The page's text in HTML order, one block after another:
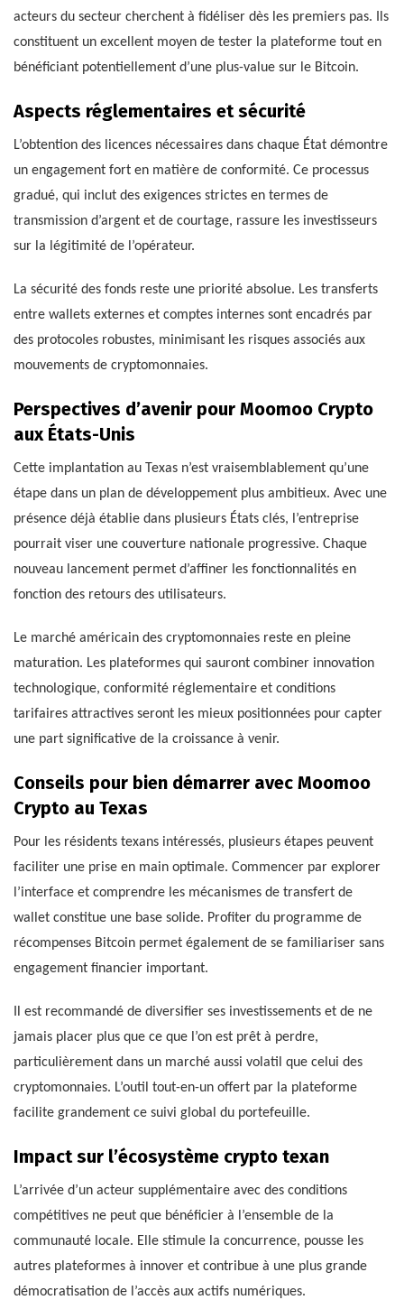
acteurs du secteur cherchent à fidéliser dès les premiers pas. Ils
constituent un excellent moyen de tester la plateforme tout en
bénéficiant potentiellement d’une plus-value sur le Bitcoin.
Aspects réglementaires et sécurité
L’obtention des licences nécessaires dans chaque État démontre
un engagement fort en matière de conformité. Ce processus
gradué, qui inclut des exigences strictes en termes de
transmission d’argent et de courtage, rassure les investisseurs
sur la légitimité de l’opérateur.
La sécurité des fonds reste une priorité absolue. Les transferts
entre wallets externes et comptes internes sont encadrés par
des protocoles robustes, minimisant les risques associés aux
mouvements de cryptomonnaies.
Perspectives d’avenir pour Moomoo Crypto
aux États-Unis
Cette implantation au Texas n’est vraisemblablement qu’une
étape dans un plan de développement plus ambitieux. Avec une
présence déjà établie dans plusieurs États clés, l’entreprise
pourrait viser une couverture nationale progressive. Chaque
nouveau lancement permet d’affiner les fonctionnalités en
fonction des retours des utilisateurs.
Le marché américain des cryptomonnaies reste en pleine
maturation. Les plateformes qui sauront combiner innovation
technologique, conformité réglementaire et conditions
tarifaires attractives seront les mieux positionnées pour capter
une part significative de la croissance à venir.
Conseils pour bien démarrer avec Moomoo
Crypto au Texas
Pour les résidents texans intéressés, plusieurs étapes peuvent
faciliter une prise en main optimale. Commencer par explorer
l’interface et comprendre les mécanismes de transfert de
wallet constitue une base solide. Profiter du programme de
récompenses Bitcoin permet également de se familiariser sans
engagement financier important.
Il est recommandé de diversifier ses investissements et de ne
jamais placer plus que ce que l’on est prêt à perdre,
particulièrement dans un marché aussi volatil que celui des
cryptomonnaies. L’outil tout-en-un offert par la plateforme
facilite grandement ce suivi global du portefeuille.
Impact sur l’écosystème crypto texan
L’arrivée d’un acteur supplémentaire avec des conditions
compétitives ne peut que bénéficier à l’ensemble de la
communauté locale. Elle stimule la concurrence, pousse les
autres plateformes à innover et contribue à une plus grande
démocratisation de l’accès aux actifs numériques.